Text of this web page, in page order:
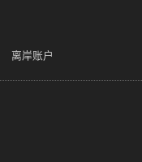
离岸账户